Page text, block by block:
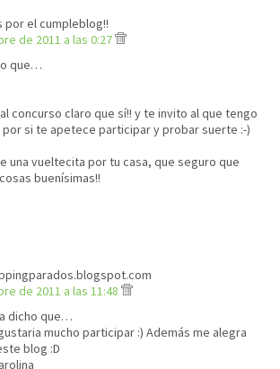
por el cumpleblog!!
de 2011 a las 0:27
que…
concurso claro que sí!! y te invito al que tengo
por si te apetece participar y probar suerte :-)
una vueltecita por tu casa, que seguro que
buenísimas!!
de 2011 a las 11:48
dicho que…
mucho participar :) Además me alegra
blog :D